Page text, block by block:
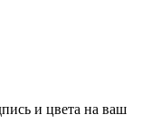
и цвета на ваш